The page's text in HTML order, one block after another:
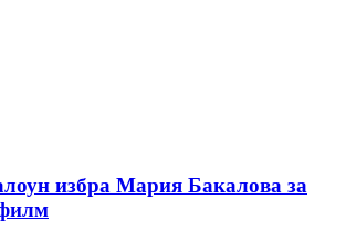
избра Мария Бакалова за